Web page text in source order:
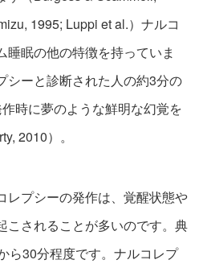
1995; Luppi et al.）ナルコ
睡眠の他の特徴を持っていま
シーと診断された人の約3分の
時に夢のような鮮明な幻覚を
2010）。
レプシーの発作は、覚醒状態や
こされることが多いのです。典
ら30分程度です。ナルコレプ